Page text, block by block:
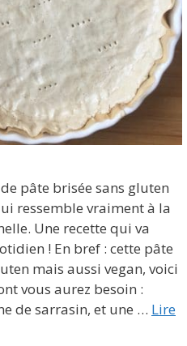
pâte brisée sans gluten
ressemble vraiment à la
Une recette qui va
! En bref : cette pâte
mais aussi vegan, voici
vous aurez besoin :
de sarrasin, et une … Lire